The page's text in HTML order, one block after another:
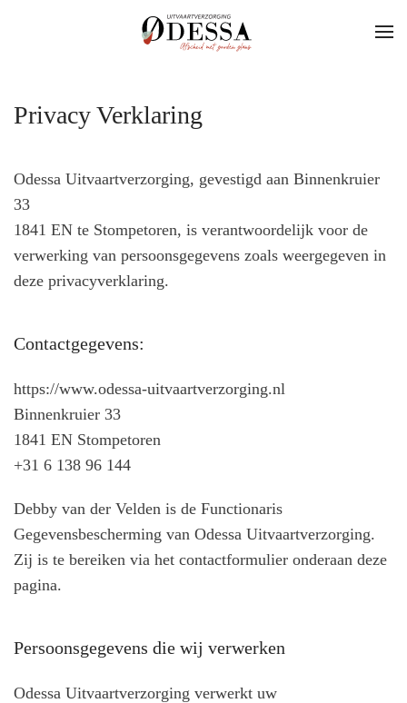
Privacy Verklaring
Odessa Uitvaartverzorging, gevestigd aan Binnenkruier
33
1841 EN te Stompetoren, is verantwoordelijk voor de
verwerking van persoonsgegevens zoals weergegeven in
deze privacyverklaring.
Contactgegevens:
https://www.odessa-uitvaartverzorging.nl
Binnenkruier 33
1841 EN Stompetoren
+31 6 138 96 144
Debby van der Velden is de Functionaris
Gegevensbescherming van Odessa Uitvaartverzorging.
Zij is te bereiken via het contactformulier onderaan deze
pagina.
Persoonsgegevens die wij verwerken
Odessa Uitvaartverzorging verwerkt uw